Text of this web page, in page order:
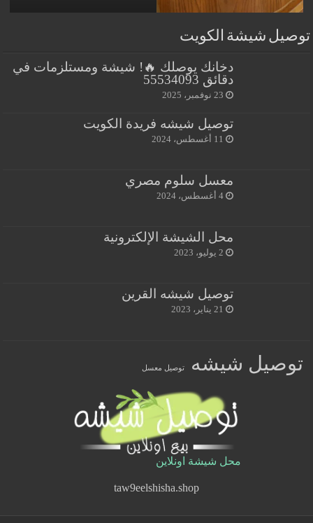
توصيل شيشة الكويت
دخانك يوصلك 🔥! شيشة ومستلزمات في
دقائق 55534093
23 نوفمبر، 2025
توصيل شيشه فريدة الكويت
11 أغسطس، 2024
معسل سلوم مصري
4 أغسطس، 2024
محل الشيشة الإلكترونية
2 يوليو، 2023
توصيل شيشه القرين
21 يناير، 2023
توصيل شيشه توصيل معسل
محل شيشة اونلاين
taw9eelshisha.shop